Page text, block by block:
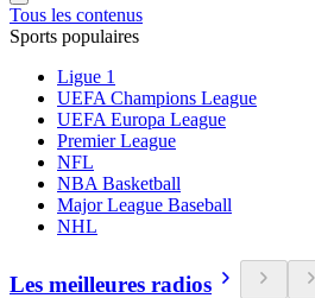
Tous les contenus
Sports populaires
Ligue 1
UEFA Champions League
UEFA Europa League
Premier League
NFL
NBA Basketball
Major League Baseball
NHL
Les meilleures radios